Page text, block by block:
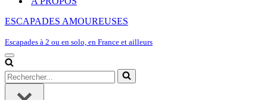
ESCAPADES AMOUREUSES
Escapades à 2 ou en solo, en France et ailleurs
Menu
de
navigation
Rechercher...